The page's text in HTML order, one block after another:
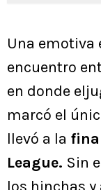
Una emotiva
encuentro
en donde
marcó el
llevó a la
League. Sin
los hinchas